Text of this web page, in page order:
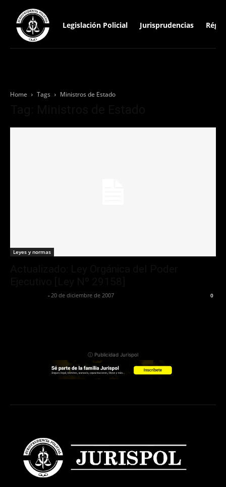
Legislación Policial Jurisprudencias
Home Tags Ministros de Estado
Leyes y normas
- 20 de diciembre de 2007 0
ⓘ Publicidad Jurispol